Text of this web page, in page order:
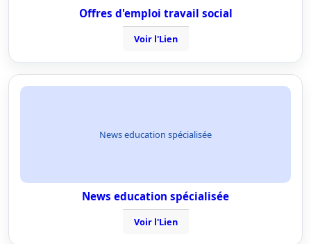
Offres d'emploi travail social
Voir l'Lien
News education spécialisée
News education spécialisée
Voir l'Lien